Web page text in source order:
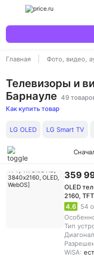
Главная Фото, видео,
Телевизоры и
Барнауле 49
Как купить товар
LG OLED LG Smart TV
359
OLED
2160,
WebOS]
4.6 54
Тип
WiSA: